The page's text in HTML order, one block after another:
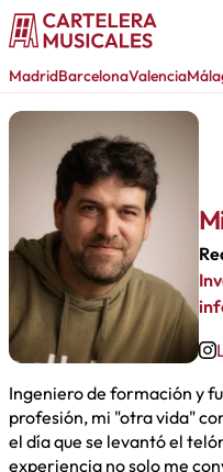
MadridBarcelonaValencia
Ingeniero de formación y
profesión, mi "otra vida"
el día que se levantó el
experiencia no solo me